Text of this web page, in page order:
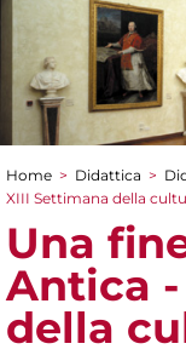
Tu sei qui
Home > Didattica >
XIII Settimana della
Una
Antica
della